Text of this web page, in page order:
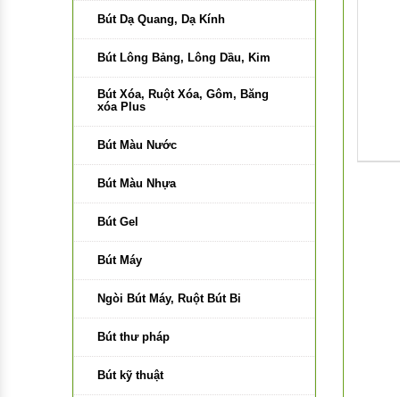
Bút Dạ Quang, Dạ Kính
Bút Lông Bảng, Lông Dầu, Kim
Bút Xóa, Ruột Xóa, Gôm, Băng
xóa Plus
Bút Màu Nước
Bút Màu Nhựa
Bút Gel
Bút Máy
Ngòi Bút Máy, Ruột Bút Bi
Bút thư pháp
Bút kỹ thuật